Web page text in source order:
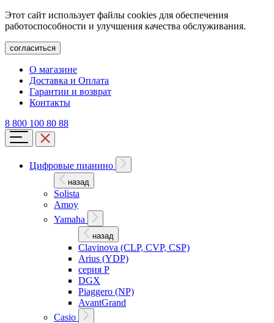
Этот сайт использует файлы cookies для обеспечения
работоспособности и улучшения качества обслуживания.
согласиться
О магазине
Доставка и Оплата
Гарантии и возврат
Контакты
8 800 100 80 88
Цифровые пианино
назад
Solista
Amoy
Yamaha
назад
Clavinova (CLP, CVP, CSP)
Arius (YDP)
серия P
DGX
Piaggero (NP)
AvantGrand
Casio